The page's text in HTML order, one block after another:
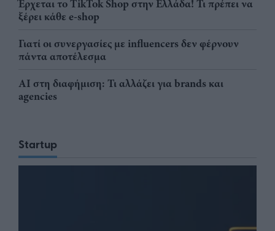
Έρχεται το TikTok Shop στην Ελλάδα! Τι πρέπει να
ξέρει κάθε e-shop
Γιατί οι συνεργασίες με influencers δεν φέρνουν
πάντα αποτέλεσμα
AI στη διαφήμιση: Τι αλλάζει για brands και
agencies
Startup